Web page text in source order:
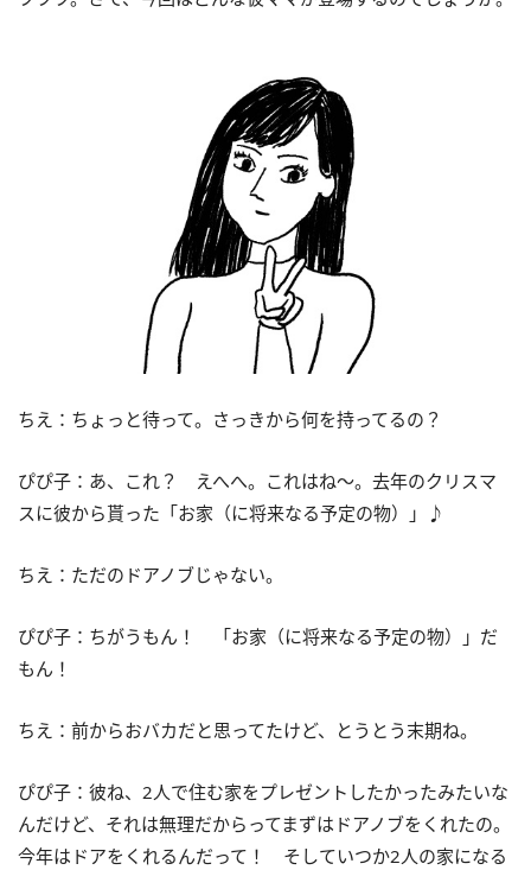
ちえ：ちょっと待って。さっきから何を持ってるの？
ぴぴ子：あ、これ？ えへへ。これはね～。去年のクリスマ
スに彼から貰った「お家（に将来なる予定の物）」♪
ちえ：ただのドアノブじゃない。
ぴぴ子：ちがうもん！ 「お家（に将来なる予定の物）」だ
もん！
ちえ：前からおバカだと思ってたけど、とうとう末期ね。
ぴぴ子：彼ね、2人で住む家をプレゼントしたかったみたいな
んだけど、それは無理だからってまずはドアノブをくれたの。
今年はドアをくれるんだって！ そしていつか2人の家になる